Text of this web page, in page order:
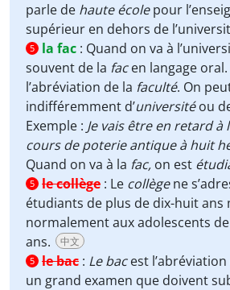
parle de haute écolepour
supérieur en dehors de
5 la fac : Quand on va à
souvent de la facen langage oral.
l’abréviation de la faculté. On
indifféremment d’universitéou
Exemple : Je vais être en retard à
cours de poterie antique à huit
Quand on va à la fac, on est
5 le collège : Le collègene
étudiants de plus de dix-huit ans
normalement aux adolescents
ans.
中文
5 le bac : Le bacest l’abréviation
un grand examen que doivent